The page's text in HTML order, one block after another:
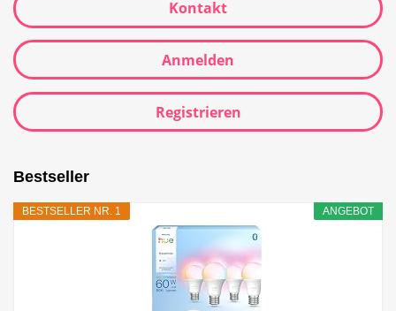
Kontakt
Anmelden
Registrieren
Bestseller
ANGEBOT
BESTSELLER NR. 1